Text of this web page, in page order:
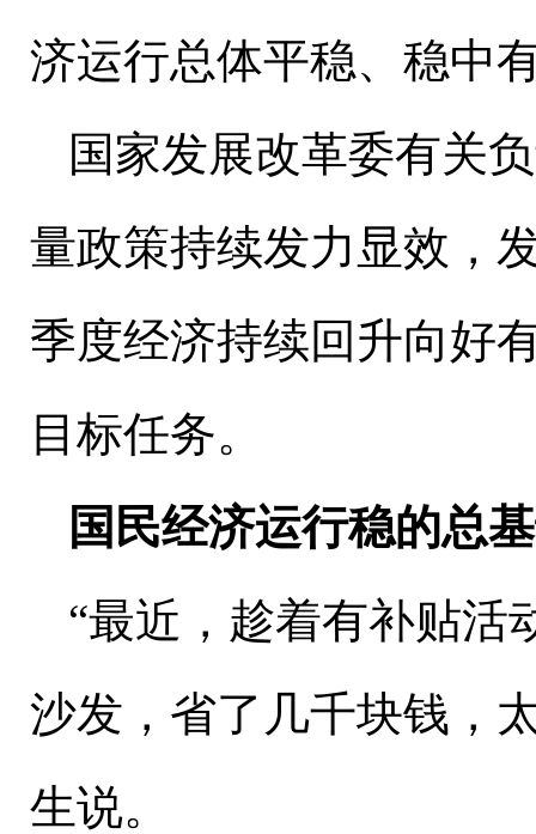
济运行总体平稳、稳中
国家发展改革委有关
量政策持续发力显效，
季度经济持续回升向好
目标任务。
国民经济运行稳的总
“最近，趁着有补贴活
沙发，省了几千块钱，
生说。